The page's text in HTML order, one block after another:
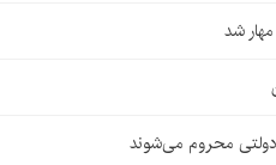
شد
محروم می‌شوند